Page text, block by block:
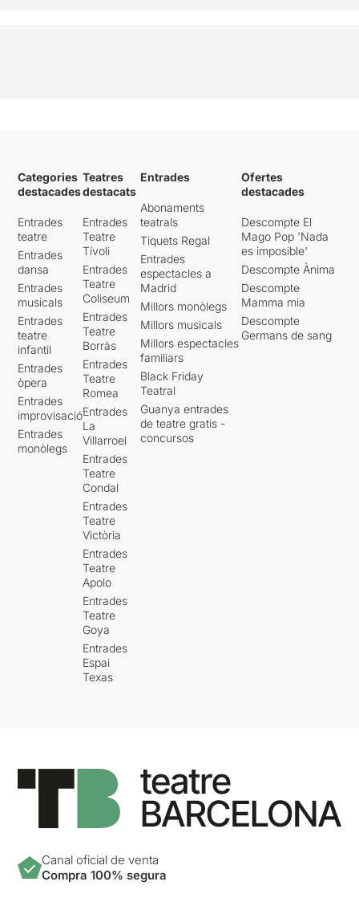
Categories
destacades
Entrades
teatre
Entrades
dansa
Entrades
musicals
Entrades
teatre
infantil
Entrades
òpera
Entrades
improvisació
Entrades
monòlegs
Teatres
destacats
Entrades
Teatre
Tívoli
Entrades
Teatre
Coliseum
Entrades
Teatre
Borràs
Entrades
Teatre
Romea
Entrades
La
Villarroel
Entrades
Teatre
Condal
Entrades
Teatre
Victòria
Entrades
Teatre
Apolo
Entrades
Teatre
Goya
Entrades
Espai
Texas
Entrades
Abonaments
teatrals
Tiquets Regal
Entrades
espectacles a
Madrid
Millors monòlegs
Millors musicals
Millors espectacles
familiars
Black Friday
Teatral
Guanya entrades
de teatre gratis -
concursos
Ofertes
destacades
Descompte El
Mago Pop 'Nada
es imposible'
Descompte Ànima
Descompte
Mamma mia
Descompte
Germans de sang
Canal oficial de venta
Compra 100% segura